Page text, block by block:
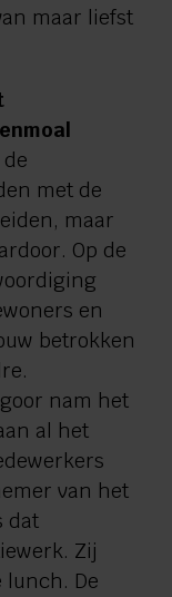
maar liefst
met de
maar
Op de
en
betrokken
nam het
al het
van het
dat
Zij
lunch. De